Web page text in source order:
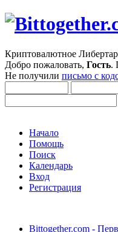
Криптовалютное
Добро пожаловать, Гость.
Не получили письмо с
Начало
Помощь
Поиск
Календарь
Вход
Регистрация
Bittogether.com -